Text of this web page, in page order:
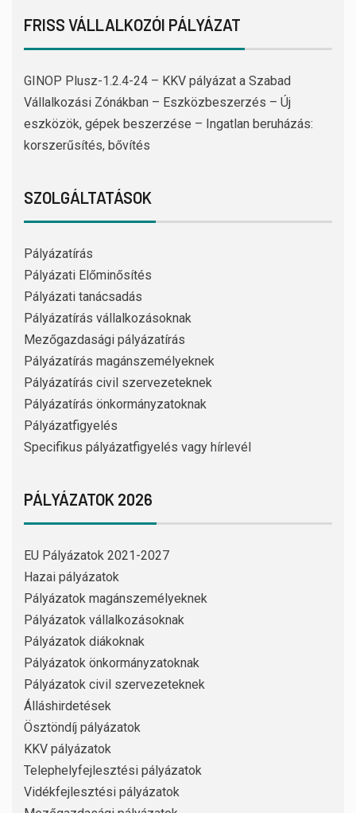
FRISS VÁLLALKOZÓI PÁLYÁZAT
GINOP Plusz-1.2.4-24 – KKV pályázat a Szabad
Vállalkozási Zónákban – Eszközbeszerzés – Új
eszközök, gépek beszerzése – Ingatlan beruházás:
korszerűsítés, bővítés
SZOLGÁLTATÁSOK
Pályázatírás
Pályázati Előminősítés
Pályázati tanácsadás
Pályázatírás vállalkozásoknak
Mezőgazdasági pályázatírás
Pályázatírás magánszemélyeknek
Pályázatírás civil szervezeteknek
Pályázatírás önkormányzatoknak
Pályázatfigyelés
Specifikus pályázatfigyelés vagy hírlevél
PÁLYÁZATOK 2026
EU Pályázatok 2021-2027
Hazai pályázatok
Pályázatok magánszemélyeknek
Pályázatok vállalkozásoknak
Pályázatok diákoknak
Pályázatok önkormányzatoknak
Pályázatok civil szervezeteknek
Álláshirdetések
Ösztöndíj pályázatok
KKV pályázatok
Telephelyfejlesztési pályázatok
Vidékfejlesztési pályázatok